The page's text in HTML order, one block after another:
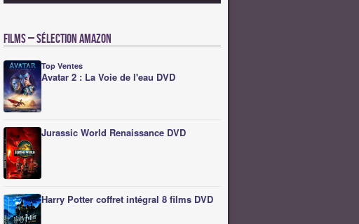
Films – Sélection Amazon
Top Ventes
Avatar 2 : La Voie de l'eau DVD
Jurassic World Renaissance DVD
Harry Potter coffret intégral 8 films DVD